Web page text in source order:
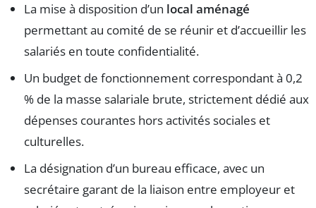
La mise à disposition d’un local aménagé
permettant au comité de se réunir et d’accueillir les
salariés en toute confidentialité.
Un budget de fonctionnement correspondant à 0,2
% de la masse salariale brute, strictement dédié aux
dépenses courantes hors activités sociales et
culturelles.
La désignation d’un bureau efficace, avec un
secrétaire garant de la liaison entre employeur et